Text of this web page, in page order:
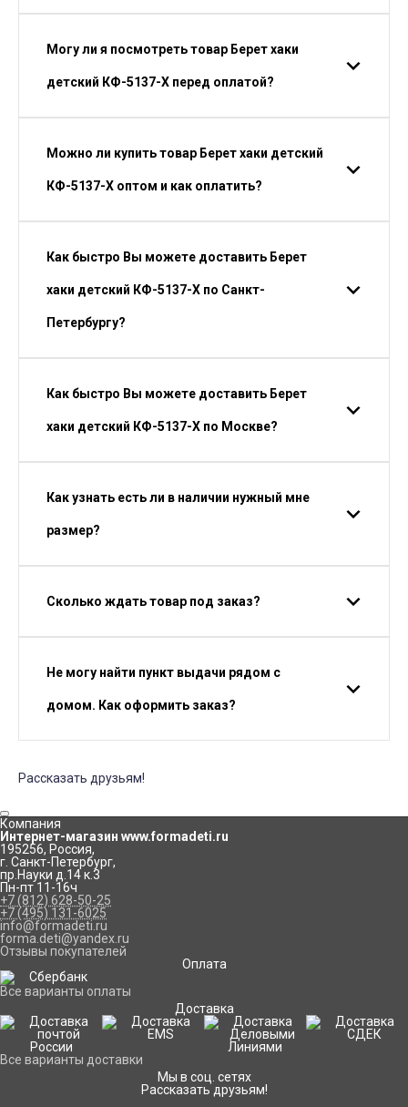
Могу ли я посмотреть товар Берет хаки
детский КФ-5137-Х перед оплатой?
Можно ли купить товар Берет хаки детский
КФ-5137-Х оптом и как оплатить?
Как быстро Вы можете доставить Берет
хаки детский КФ-5137-Х по Санкт-
Петербургу?
Как быстро Вы можете доставить Берет
хаки детский КФ-5137-Х по Москве?
Как узнать есть ли в наличии нужный мне
размер?
Сколько ждать товар под заказ?
Не могу найти пункт выдачи рядом с
домом. Как оформить заказ?
Рассказать друзьям!
Компания
Интернет-магазин www.formadeti.ru
195256, Россия,
г. Санкт-Петербург,
пр.Науки д.14 к.3
Пн-пт 11-16ч
+7 (812) 628-50-25
+7 (495) 131-6025
info@formadeti.ru
forma.deti@yandex.ru
Отзывы покупателей
Оплата
Все варианты оплаты
Доставка
Все варианты доставки
Мы в соц. сетях
Рассказать друзьям!